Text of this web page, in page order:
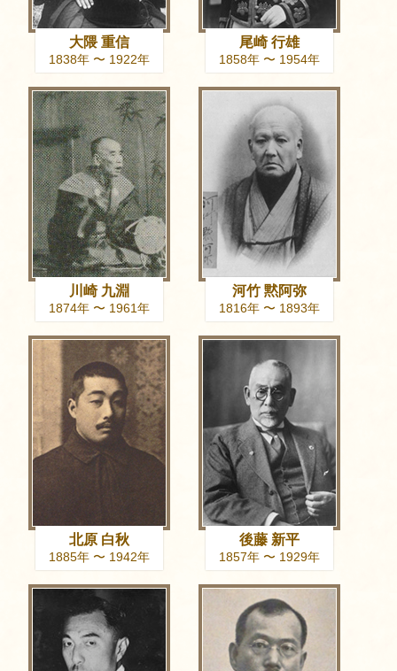
大隈 重信
1838年 〜 1922年
尾崎 行雄
1858年 〜 1954年
川崎 九淵
1874年 〜 1961年
河竹 黙阿弥
1816年 〜 1893年
北原 白秋
1885年 〜 1942年
後藤 新平
1857年 〜 1929年